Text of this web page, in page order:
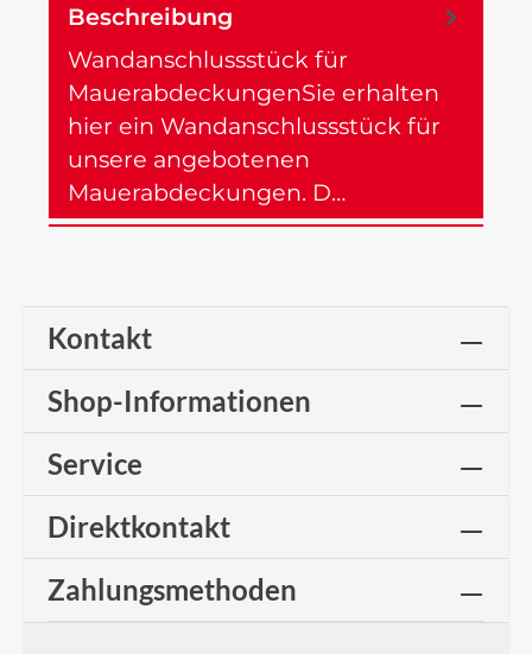
Beschreibung
Wandanschlussstück für
MauerabdeckungenSie erhalten
hier ein Wandanschlussstück für
unsere angebotenen
Mauerabdeckungen. D…
Kontakt
Shop-Informationen
Service
Direktkontakt
Zahlungsmethoden